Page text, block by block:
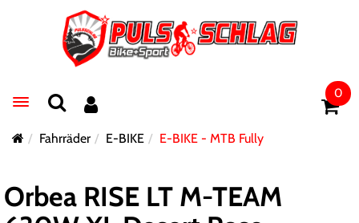
Toggle navigation
0
Fahrräder E-BIKE E-BIKE - MTB Fully
Orbea RISE LT M-TEAM